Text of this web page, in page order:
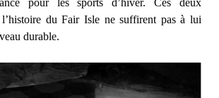
l’histoire du Fair Isle ne suffirent pas à lui
durable.